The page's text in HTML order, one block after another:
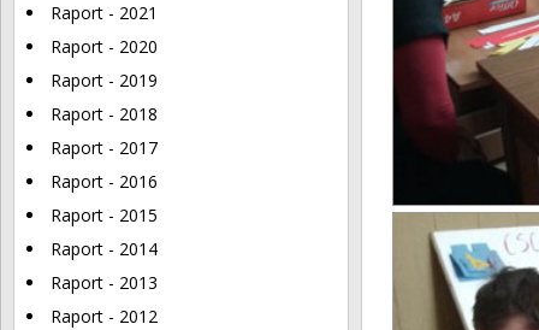
Raport - 2021
Raport - 2020
Raport - 2019
Raport - 2018
Raport - 2017
Raport - 2016
Raport - 2015
Raport - 2014
Raport - 2013
Raport - 2012